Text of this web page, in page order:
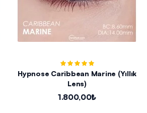
Hypnose Caribbean Marine (Yıllık
Lens)
1.800,00₺